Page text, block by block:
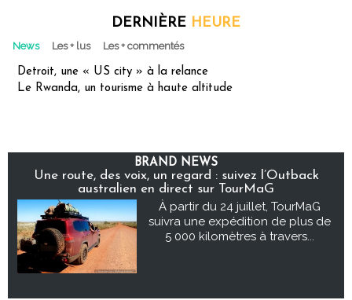
DERNIÈRE HEURE
News Les + lus Les + commentés
Detroit, une « US city » à la relance
Le Rwanda, un tourisme à haute altitude
BRAND NEWS
Une route, des voix, un regard : suivez l’Outback
australien en direct sur TourMaG
À partir du 24 juillet, TourMaG
suivra une expédition de plus de
5 000 kilomètres à travers...